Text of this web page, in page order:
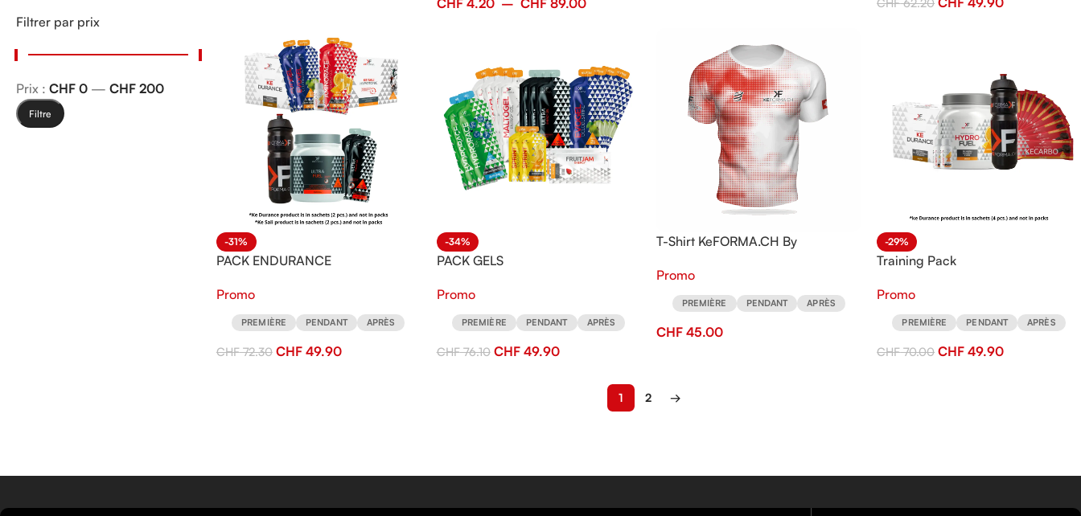
Filtrer par prix
Filtre
Prix : CHF 0 — CHF 200
-31%
PACK ENDURANCE
Promo
PREMIÈRE PENDANT APRÈS
CHF72.30 CHF49.90
-34%
PACK GELS
Promo
PREMIÈRE PENDANT APRÈS
CHF76.10 CHF49.90
T-Shirt KeFORMA.CH By
Promo
PREMIÈRE PENDANT APRÈS
CHF 45.00
-29%
Training Pack
Promo
PREMIÈRE PENDANT APRÈS
CHF70.00 CHF 49.90
1 2 →